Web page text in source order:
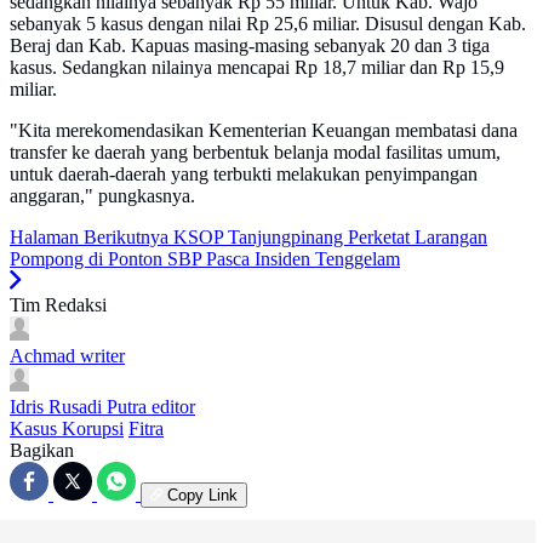
sebanyak 5 kasus dengan nilai Rp 25,6 miliar. Disusul dengan Kab.
Beraj dan Kab. Kapuas masing-masing sebanyak 20 dan 3 tiga
kasus. Sedangkan nilainya mencapai Rp 18,7 miliar dan Rp 15,9
miliar.
"Kita merekomendasikan Kementerian Keuangan membatasi dana
transfer ke daerah yang berbentuk belanja modal fasilitas umum,
untuk daerah-daerah yang terbukti melakukan penyimpangan
anggaran," pungkasnya.
Halaman Berikutnya KSOP Tanjungpinang Perketat Larangan
Pompong di Ponton SBP Pasca Insiden Tenggelam
Tim Redaksi
Achmad writer
Idris Rusadi Putra editor
Kasus Korupsi Fitra
Bagikan
Copy Link